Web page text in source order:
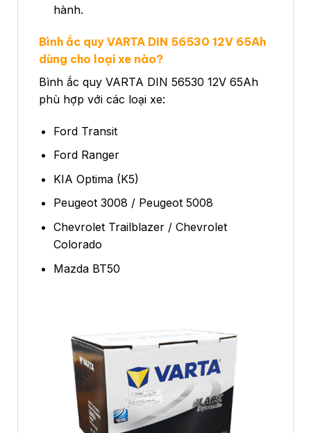
hành.
Bình ắc quy VARTA DIN 56530 12V 65Ah
dùng cho loại xe nào?
Bình ắc quy VARTA DIN 56530 12V 65Ah
phù hợp với các loại xe:
Ford Transit
Ford Ranger
KIA Optima (K5)
Peugeot 3008 / Peugeot 5008
Chevrolet Trailblazer / Chevrolet
Colorado
Mazda BT50